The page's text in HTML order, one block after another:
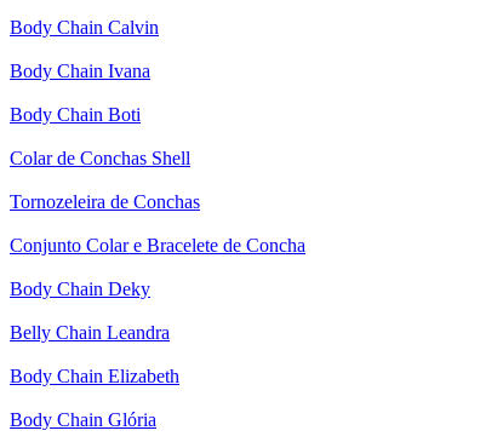
Body Chain Calvin
Body Chain Ivana
Body Chain Boti
Colar de Conchas Shell
Tornozeleira de Conchas
Conjunto Colar e Bracelete de Concha
Body Chain Deky
Belly Chain Leandra
Body Chain Elizabeth
Body Chain Glória